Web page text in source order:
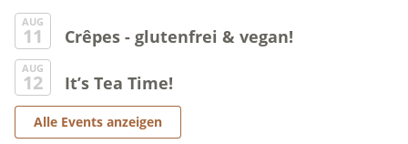
AUG
11 Crêpes - glutenfrei & vegan!
AUG
12 It’s Tea Time!
Alle Events anzeigen